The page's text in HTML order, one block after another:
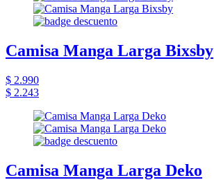
Camisa Manga Larga Bixsby
$ 2.990
$ 2.243
Camisa Manga Larga Deko